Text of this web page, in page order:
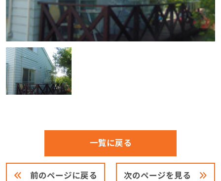
前のページに戻る
一覧に戻る
次のページを見る